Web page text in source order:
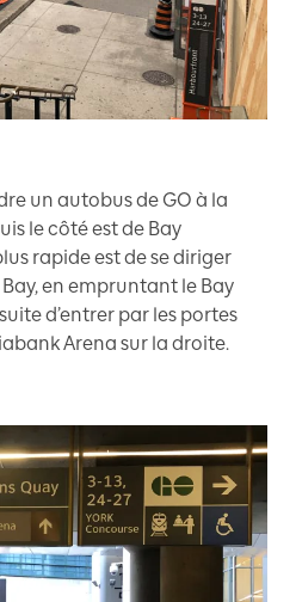
un autobus de GO à la
le côté est de Bay
rapide est de se diriger
en empruntant le Bay
d’entrer par les portes
Arena sur la droite.